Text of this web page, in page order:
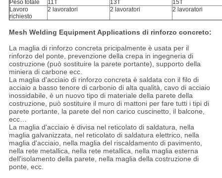
Peso totale 11T 13T
15T
Lavoro
richiesto
2 lavoratori 2 lavoratori 2 lavoratori
Mesh Welding Equipment Applications di rinforzo concreto:
La maglia di rinforzo concreta pricipalmente è usata per il
rinforzo del ponte, prevenzione della crepa in ingegneria di
costruzione (può sostituire la parete portante), supporto della
miniera di carbone ecc.
La maglia d'acciaio di rinforzo concreta è saldata con il filo di
acciaio a basso tenore di carbonio di alta qualità, cavo di acciaio
inossidabile, è un nuovo tipo di materiale della parete della
costruzione, può sostituire il muro di mattoni per fare tutti i tipi di
parete portante, la parete del non carico cuscinetto, il balcone,
ecc…
La maglia d'acciaio è divisa nel reticolato di saldatura, nella
maglia galvanizzata, nel reticolato di saldatura elettrico, nella
maglia d'acciaio, nella maglia del riscaldamento di pavimento,
nella rete metallica, nella rete metallica, nella maglia esterna
dell'isolamento della parete, nella maglia della costruzione di
ponte, ecc.